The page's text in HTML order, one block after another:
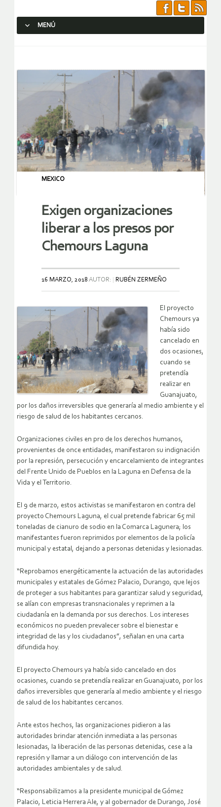
MENÚ
MEXICO
Exigen organizaciones
liberar a los presos por
Chemours Laguna
16 MARZO, 2018 AUTOR: RUBÉN ZERMEÑO
El proyecto
Chemours ya
había sido
cancelado en
dos ocasiones,
cuando se
pretendía
realizar en
Guanajuato,
por los daños irreversibles que generaría al medio ambiente y el
riesgo de salud de los habitantes cercanos.
Organizaciones civiles en pro de los derechos humanos,
provenientes de once entidades, manifestaron su indignación
por la represión, persecución y encarcelamiento de integrantes
del Frente Unido de Pueblos en la Laguna en Defensa de la
Vida y el Territorio.
El 9 de marzo, estos activistas se manifestaron en contra del
proyecto Chemours Laguna, el cual pretende fabricar 65 mil
toneladas de cianuro de sodio en la Comarca Lagunera; los
manifestantes fueron reprimidos por elementos de la policía
municipal y estatal, dejando a personas detenidas y lesionadas.
“Reprobamos energéticamente la actuación de las autoridades
municipales y estatales de Gómez Palacio, Durango, que lejos
de proteger a sus habitantes para garantizar salud y seguridad,
se alían con empresas transnacionales y reprimen a la
ciudadanía en la demanda por sus derechos. Los intereses
económicos no pueden prevalecer sobre el bienestar e
integridad de las y los ciudadanos”, señalan en una carta
difundida hoy.
El proyecto Chemours ya había sido cancelado en dos
ocasiones, cuando se pretendía realizar en Guanajuato, por los
daños irreversibles que generaría al medio ambiente y el riesgo
de salud de los habitantes cercanos.
Ante estos hechos, las organizaciones pidieron a las
autoridades brindar atención inmediata a las personas
lesionadas, la liberación de las personas detenidas, cese a la
represión y llamar a un diálogo con intervención de las
autoridades ambientales y de salud.
“Responsabilizamos a la presidente municipal de Gómez
Palacio, Leticia Herrera Ale, y al gobernador de Durango, José